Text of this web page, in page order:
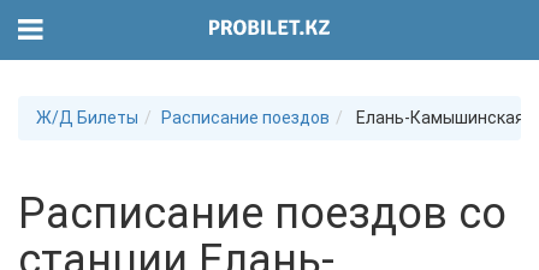
Ж/Д Билеты Расписание поездов Елань-Камышинская
Расписание поездов со